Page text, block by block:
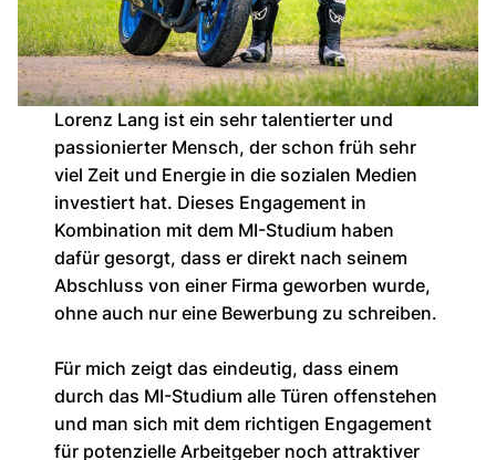
Lorenz Lang ist ein sehr talentierter und
passionierter Mensch, der schon früh sehr
viel Zeit und Energie in die sozialen Medien
investiert hat. Dieses Engagement in
Kombination mit dem MI-Studium haben
dafür gesorgt, dass er direkt nach seinem
Abschluss von einer Firma geworben wurde,
ohne auch nur eine Bewerbung zu schreiben.
Für mich zeigt das eindeutig, dass einem
durch das MI-Studium alle Türen offenstehen
und man sich mit dem richtigen Engagement
für potenzielle Arbeitgeber noch attraktiver